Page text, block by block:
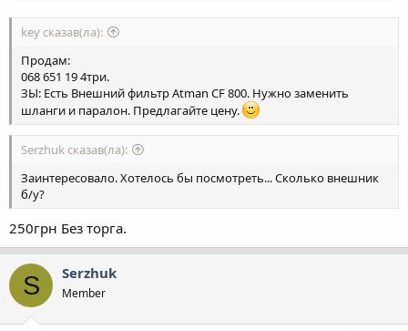
key сказав(ла):
Продам:
068 651 19 4три.
ЗЫ: Есть Внешний фильтр Atman CF 800. Нужно заменить
шланги и паралон. Предлагайте цену.
Serzhuk сказав(ла):
Заинтересовало. Хотелось бы посмотреть... Сколько внешник
б/у?
250грн Без торга.
S Serzhuk
Member